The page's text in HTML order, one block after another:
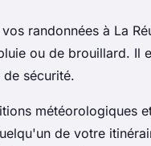
randonnées à La
ou de brouillard. Il
sécurité.
météorologiques
de votre